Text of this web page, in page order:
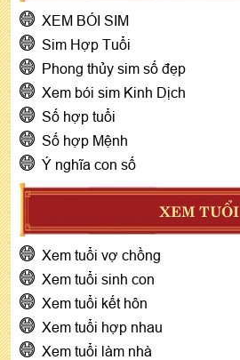
XEM BÓI SIM
Sim Hợp Tuổi
Phong thủy sim số đẹp
Xem bói sim Kinh Dịch
Số hợp tuổi
Số hợp Mệnh
Ý nghĩa con số
XEM TUỔI
Xem tuổi vợ chồng
Xem tuổi sinh con
Xem tuổi kết hôn
Xem tuổi hợp nhau
Xem tuổi làm nhà